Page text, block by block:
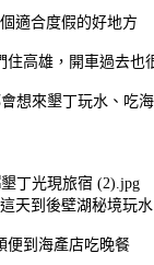
適合度假的好地方
住高雄，開車過去也
想來墾丁玩水、吃
天到後壁湖秘境玩水
便到海產店吃晚餐